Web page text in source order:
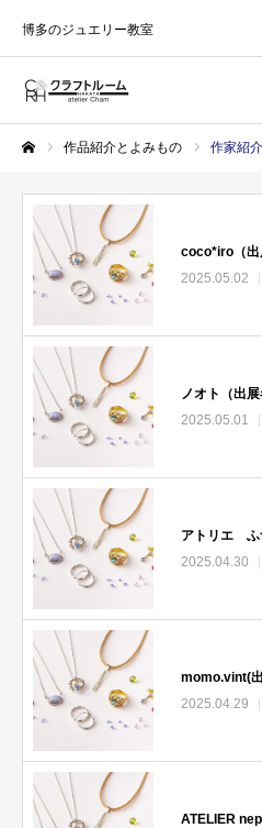
博多のジュエリー教室
作品紹介とよみもの 作家紹介
coco*iro（出
2025.05.02
ノオト（出展
2025.05.01
アトリエ ふ
2025.04.30
momo.vint(出
2025.04.29
ATELIER